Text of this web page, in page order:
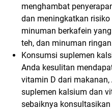
menghambat
dan meningkatkan
minuman berkafein
teh, dan minuman
Konsumsi suplemen
Anda kesulitan
vitamin D dari
suplemen kalsium dan
sebaiknya